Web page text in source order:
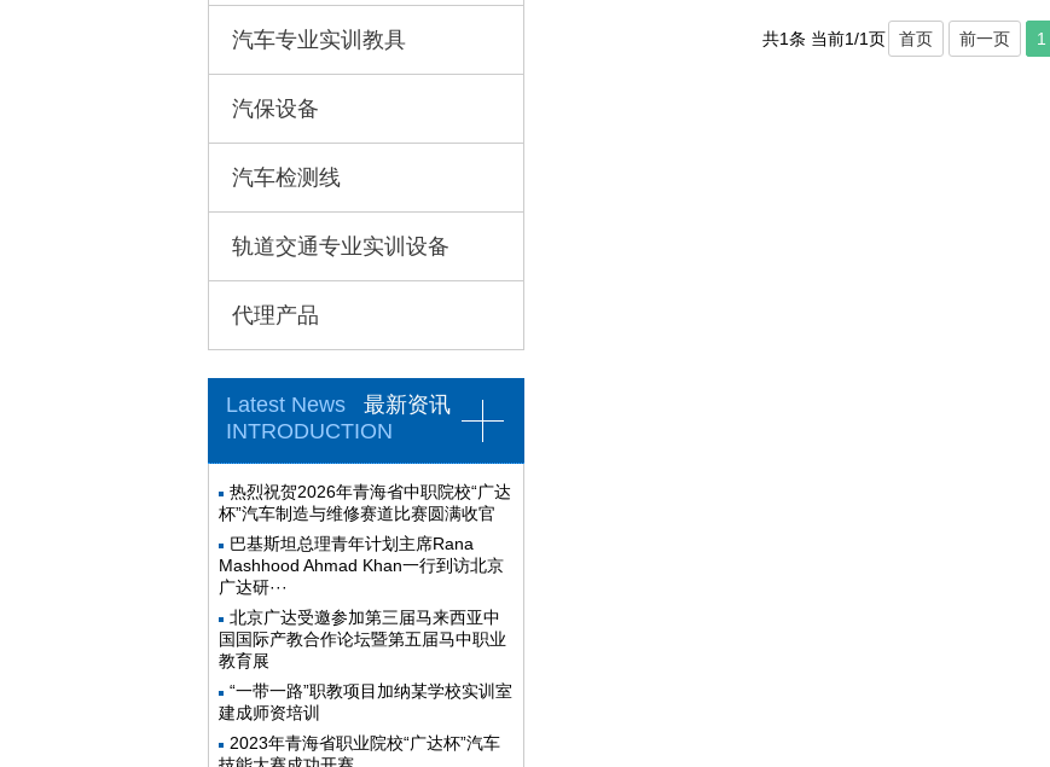
汽车专业实训教具
汽保设备
汽车检测线
轨道交通专业实训设备
代理产品
Latest News
最新资讯
INTRODUCTION
热烈祝贺2026年青海省中职院校“广达
杯”汽车制造与维修赛道比赛圆满收官
巴基斯坦总理青年计划主席Rana
Mashhood Ahmad Khan一行到访北京
广达研···
北京广达受邀参加第三届马来西亚中
国国际产教合作论坛暨第五届马中职业
教育展
“一带一路”职教项目加纳某学校实训室
建成师资培训
2023年青海省职业院校“广达杯”汽车
共1条 当前1/1页 首页 前一页 1